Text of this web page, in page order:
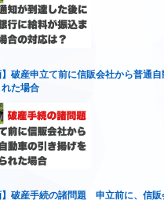
】破産申立て前に信販会社から普通
た場合
】破産手続の諸問題 申立前に、信